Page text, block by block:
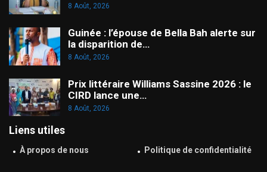
8 Août, 2026
Guinée : l’épouse de Bella Bah alerte sur
la disparition de…
8 Août, 2026
Prix littéraire Williams Sassine 2026 : le
CIRD lance une…
8 Août, 2026
Liens utiles
À propos de nous Politique de confidentialité